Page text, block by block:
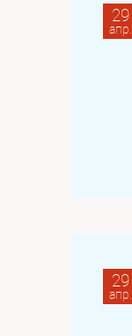
29
апр.
29
апр.